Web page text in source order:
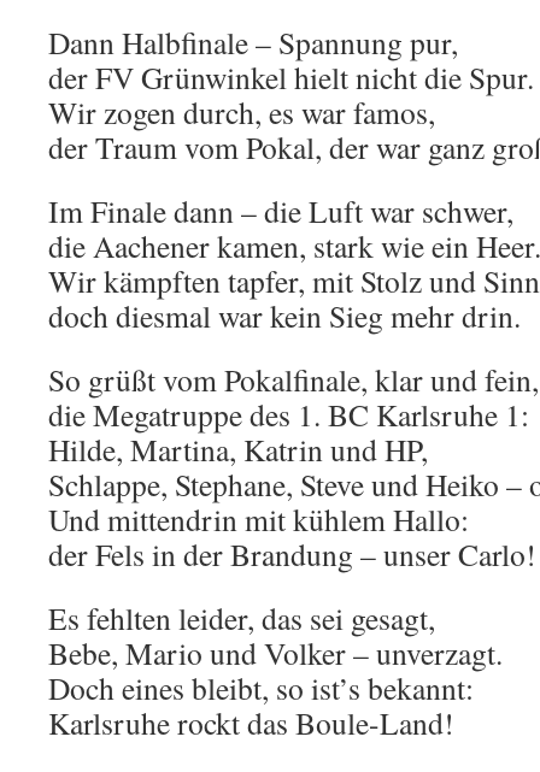
Dann Halbfinale – Spannung pur,
der FV Grünwinkel hielt nicht die Spur.
Wir zogen durch, es war famos,
der Traum vom Pokal, der war ganz
Im Finale dann – die Luft war schwer,
die Aachener kamen, stark wie ein Heer.
Wir kämpften tapfer, mit Stolz und
doch diesmal war kein Sieg mehr drin.
So grüßt vom Pokalfinale, klar und fein,
die Megatruppe des 1. BC Karlsruhe 1:
Hilde, Martina, Katrin und HP,
Schlappe, Stephane, Steve und Heiko –
Und mittendrin mit kühlem Hallo:
der Fels in der Brandung – unser Carlo!
Es fehlten leider, das sei gesagt,
Bebe, Mario und Volker – unverzagt.
Doch eines bleibt, so ist’s bekannt:
Karlsruhe rockt das Boule-Land!